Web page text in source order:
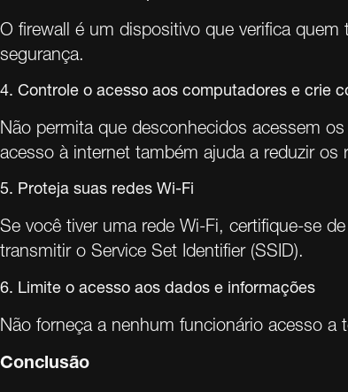
O firewall é um dispositivo que verifica
segurança.
4. Controle o acesso aos computadores e crie
Não permita que desconhecidos acessem
acesso à internet também ajuda a reduzir os
5. Proteja suas redes Wi-Fi
Se você tiver uma rede Wi-Fi, certifique-se
transmitir o Service Set Identifier (SSID).
6. Limite o acesso aos dados e informações
Não forneça a nenhum funcionário acesso
Conclusão